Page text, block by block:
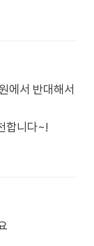
에서 반대해서
합니다~!